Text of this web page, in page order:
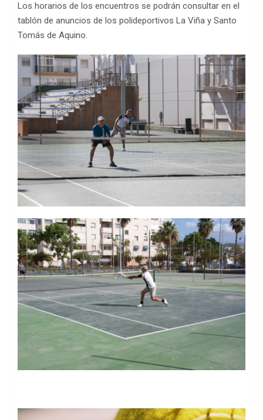
Los horarios de los encuentros se podrán consultar en el
tablón de anuncios de los polideportivos La Viña y Santo
Tomás de Aquino.